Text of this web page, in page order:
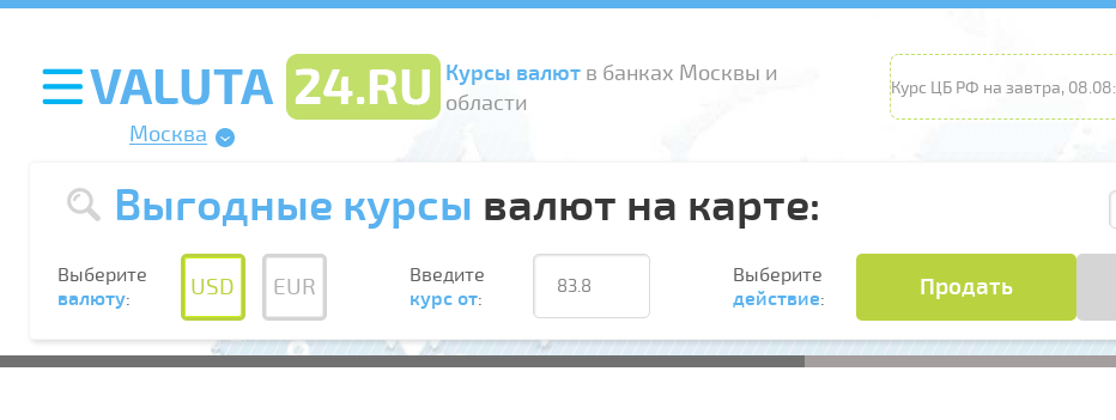
Курсы валютв банках Москвы и
области
Москва
Курс ЦБ РФ на завтра, 08.08:
Выгодные курсы валют на карте:
Выберите
валюту: USD EUR
Введите
курс от:
Выберите
действие: Продать